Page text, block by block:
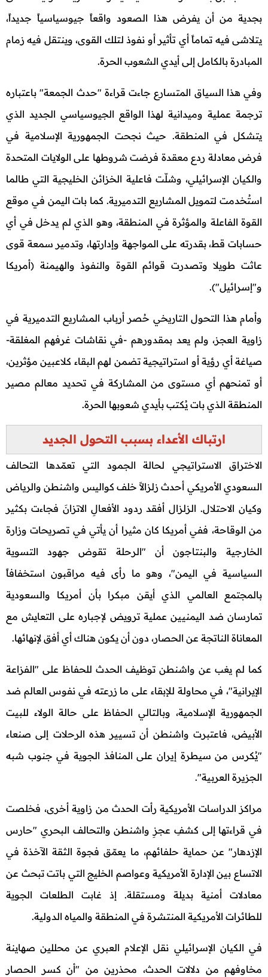
بجدية من أن يفرض هذا الصعود واقعاً جيوسياسياً جديداً،
يتلاشى فيه تماماً أي تأثير أو نفوذ لتلك القوى، وينتقل فيه زمام
المبادرة بالكامل إلى أيدي الشعوب الحرة.
وفي هذا السياق المتسارع جاءت قراءة "حدث الجمعة" باعتباره
ترجمة عملية وميدانية لهذا الواقع الجيوسياسي الجديد الذي
يتشكل في المنطقة. حيث نجحت الجمهورية الإسلامية في
فرض معادلة ردع معقدة فرضت شروطها على الولايات المتحدة
والكيان الإسرائيلي، وشلّت فاعلية الخزائن الخليجية التي طالما
استُخدمت لتمويل المشاريع التدميرية. كما بات اليمن في موقع
القوة الفاعلة والمؤثرة في المنطقة، وهو الذي لم يدخل في أي
حسابات قط، بقدرته على المواجهة وإدارتها، وتدمير سمعة قوى
عاثت طويلا وتصدرت قوائم القوة والنفوذ والهيمنة (أمريكا
و"إسرائيل").
وأمام هذا التحول التاريخي حُصر أرباب المشاريع التدميرية في
زاوية العجز، ولم يعد بمقدورهم -في نقاشات غرفهم المغلقة-
صياغة أي رؤية أو استراتيجية تضمن لهم البقاء كلاعبين مؤثرين،
أو تمنحهم أي مستوى من المشاركة في تحديد معالم مصير
المنطقة الذي بات يُكتب بأيدي شعوبها الحرة.
ارتباك الأعداء بسبب التحول الجديد
الاختراق الاستراتيجي لحالة الجمود التي تعمّدها التحالف
السعودي الأمريكي أحدث زلزالاً خلف كواليس واشنطن والرياض
وكيان الاحتلال. الزلزال أفقد ردود الأفعالِ الاتزانَ فجاءت بكثير
من الوقاحة، ففي أمريكا كان مثيرا أن يأتي في تصريحات وزارة
الخارجية والبنتاجون أن "الرحلة تقوض جهود التسوية
السياسية في اليمن"، وهو ما رأى فيه مراقبون استخفافاً
بالمجتمع العالمي الذي أيقن مبكرا بأن أمريكا والسعودية
تمارسان ضد اليمنيين عملية ترويض لإجباره على التعايش مع
المعاناة الناتجة عن الحصار، دون أن يكون هناك أي أفق لإنهائها.
كما لم يغب عن واشنطن توظيف الحدث للحفاظ على "الفزاعة
الإيرانية"، في محاولة للإبقاء على ما زرعته في نفوس العالم ضد
الجمهورية الإسلامية، وبالتالي الحفاظ على حالة الولاء للبيت
الأبيض، فاعتبرت واشنطن أن تسيير هذه الرحلات إلى صنعاء
"يُكرس من سيطرة إيران على المنافذ الجوية في جنوب شبه
الجزيرة العربية".
مراكز الدراسات الأمريكية رأت الحدث من زاوية أخرى، فخلصت
في قراءتها إلى كشفِ عجزِ واشنطن والتحالف البحري "حارس
الإزدهار" عن حماية حلفائهم، ما يعمّق فجوة الثقة الآخذة في
الاتساع بين الإدارة الأمريكية وعواصم الخليج التي باتت تبحث عن
معادلات أمنية بديلة ومستقلة. إذ غابت الطلعات الجوية
للطائرات الأمريكية المنتشرة في المنطقة والمياه الدولية.
في الكيان الإسرائيلي نقل الإعلام العبري عن محللين صهاينة
مخاوفهم من دلالات الحدث، محذرين من "أن كسر الحصار